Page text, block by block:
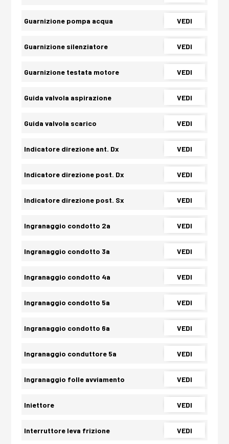
Guarnizione pompa acqua VEDI
Guarnizione silenziatore VEDI
Guarnizione testata motore VEDI
Guida valvola aspirazione VEDI
Guida valvola scarico VEDI
Indicatore direzione ant. Dx VEDI
Indicatore direzione post. Dx VEDI
Indicatore direzione post. Sx VEDI
Ingranaggio condotto 2a VEDI
Ingranaggio condotto 3a VEDI
Ingranaggio condotto 4a VEDI
Ingranaggio condotto 5a VEDI
Ingranaggio condotto 6a VEDI
Ingranaggio conduttore 5a VEDI
Ingranaggio folle avviamento VEDI
Iniettore VEDI
Interruttore leva frizione VEDI